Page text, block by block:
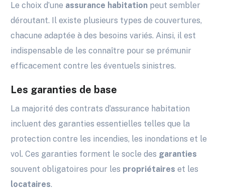
Le choix d’une assurance habitation peut sembler
déroutant. Il existe plusieurs types de couvertures,
chacune adaptée à des besoins variés. Ainsi, il est
indispensable de les connaître pour se prémunir
efficacement contre les éventuels sinistres.
Les garanties de base
La majorité des contrats d’assurance habitation
incluent des garanties essentielles telles que la
protection contre les incendies, les inondations et le
vol. Ces garanties forment le socle des garanties
souvent obligatoires pour les propriétaires et les
locataires.